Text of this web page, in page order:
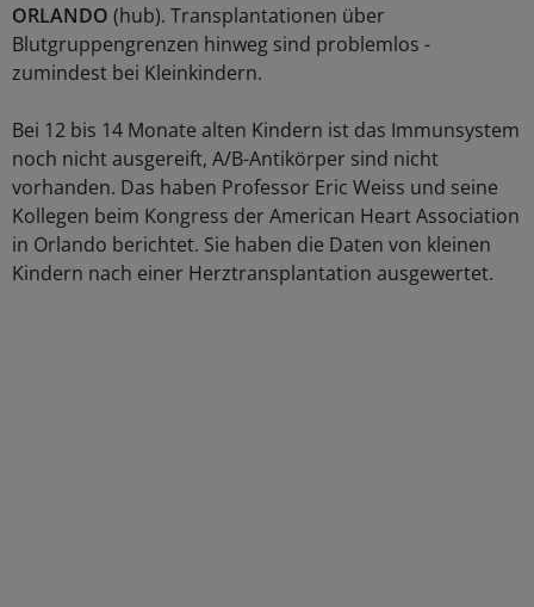
ORLANDO (hub). Transplantationen über
Blutgruppengrenzen hinweg sind problemlos -
zumindest bei Kleinkindern.
Bei 12 bis 14 Monate alten Kindern ist das Immunsystem
noch nicht ausgereift, A/B-Antikörper sind nicht
vorhanden. Das haben Professor Eric Weiss und seine
Kollegen beim Kongress der American Heart Association
in Orlando berichtet. Sie haben die Daten von kleinen
Kindern nach einer Herztransplantation ausgewertet.